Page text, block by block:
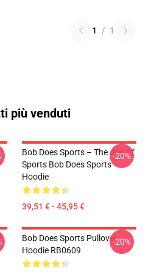
1 / 1
più venduti
Bob Does Sports – The Joy Of
Sports Bob Does Sports
Hoodie
39,51 € - 45,95 €
-20%
Bob Does Sports Pullover
Hoodie RB0609
-20%